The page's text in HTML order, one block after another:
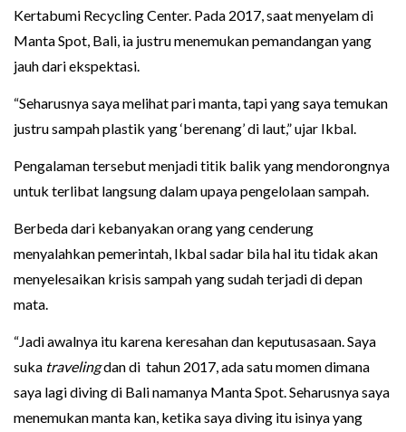
Kertabumi Recycling Center. Pada 2017, saat menyelam di
Manta Spot, Bali, ia justru menemukan pemandangan yang
jauh dari ekspektasi.
“Seharusnya saya melihat pari manta, tapi yang saya temukan
justru sampah plastik yang ‘berenang’ di laut,” ujar Ikbal.
Pengalaman tersebut menjadi titik balik yang mendorongnya
untuk terlibat langsung dalam upaya pengelolaan sampah.
Berbeda dari kebanyakan orang yang cenderung
menyalahkan pemerintah, Ikbal sadar bila hal itu tidak akan
menyelesaikan krisis sampah yang sudah terjadi di depan
mata.
“Jadi awalnya itu karena keresahan dan keputusasaan. Saya
suka travelingdan di tahun 2017, ada satu momen dimana
saya lagi diving di Bali namanya Manta Spot. Seharusnya saya
menemukan manta kan, ketika saya diving itu isinya yang